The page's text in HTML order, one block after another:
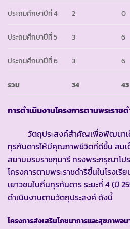
ประถมศึกษาปีที่ 4 2 0
ประถมศึกษาปีที่ 5 3 6
ประถมศึกษาปีที่ 6 3 6
รวม 34 43
การดำเนินงานโครงการตามพระราช
วัตถุประสงค์สำคัญเพื่อพัฒนาเด็
ทุรกันดารให้มีคุณภาพชีวิตที่ดีขึ้น สมเ
สยามบรมราชกุมารี ทรงพระกรุณาโป
โครงการตามพระราชดำริขึ้นในโรงเ
เยาวชนในถิ่นทุรกันดาร ระยะที่ 4 (ปี
ดำเนินงานตามวัตถุประสงค์ ดังนี้
โครงการส่งเสริมโภชนาการและสุขภาพอ